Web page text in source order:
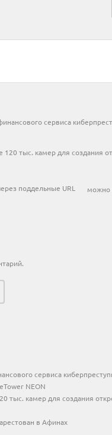
можно
сервиса
NEON
тыс. камер для создания
в Афинах